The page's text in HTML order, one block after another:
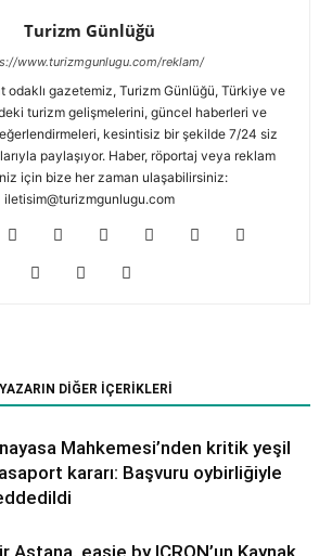
Turizm Günlüğü
www.turizmgunlugu.com/reklam/
odaklı gazetemiz, Turizm Günlüğü, Türkiye ve
turizm gelişmelerini, güncel haberleri ve
kesintisiz bir şekilde 7/24 siz
paylaşıyor. Haber, röportaj veya reklam
için bize her zaman ulaşabilirsiniz:
iletisim@turizmgunlugu.com
YAZARIN DIĞER İÇERIKLERI
Mahkemesi’nden kritik yeşil
kararı: Başvuru oybirliğiyle
Astana, easie by ICRON’un Kaynak